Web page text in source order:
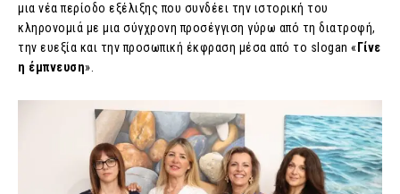
μια νέα περίοδο εξέλιξης που συνδέει την ιστορική του
κληρονομιά με μια σύγχρονη προσέγγιση γύρω από τη διατροφή,
την ευεξία και την προσωπική έκφραση μέσα από το slogan « Γίνε
η έμπνευση».